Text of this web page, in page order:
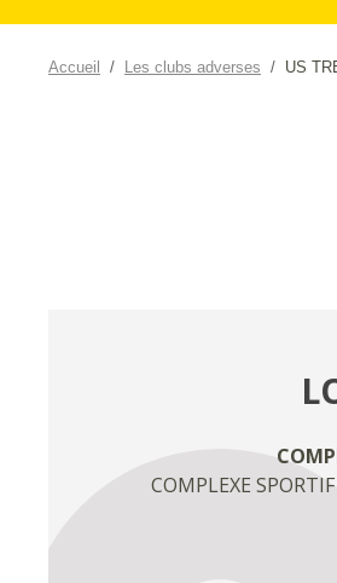
Accueil Les clubs adverses US
COMPLEXE